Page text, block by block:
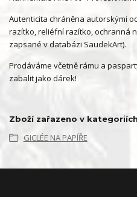
Autenticita chráněna autorskými
razítko, reliéfní razítko, ochranná
zapsané v databázi SaudekArt).
Prodáváme včetně rámu a
zabalit jako dárek!
Zboží zařazeno v kategoriích
GICLÉE NA PAPÍŘE